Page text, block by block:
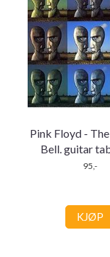
Pink Floyd -
Bell. guitar
95,-
KJØP